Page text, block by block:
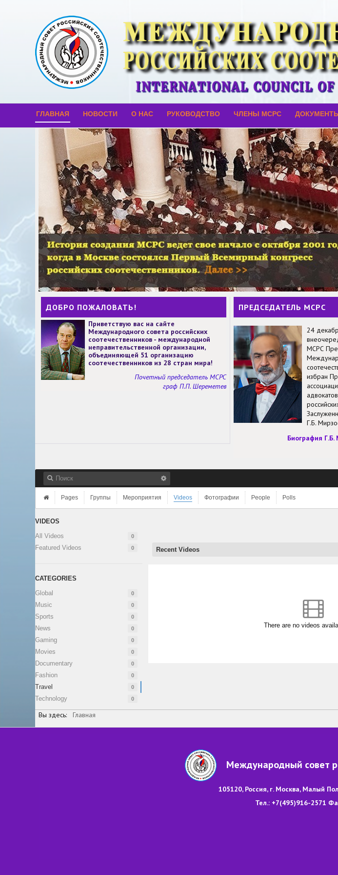
ГЛАВНАЯ НОВОСТИ О НАС РУКОВОДСТВО ЧЛЕНЫ МСРС
ДОБРО ПОЖАЛОВАТЬ!
Приветствую вас на сайте
Международного совета российских
соотечественников - международной
неправительственной организации,
объединяющей 51 организацию
соотечественников из 28 стран мира!
Почетный председатель МСРС
граф П.П. Шереметев
ПРЕДСЕДАТЕЛЬ МСРС
24
МСРС
избран
Г.Б.
Биография Г.Б.
Pages Группы Мероприятия Videos Фотографии People Polls
VIDEOS
All Videos
0
Featured Videos 0
CATEGORIES
Global
0
Music 0
Sports 0
News 0
Gaming 0
Movies 0
Documentary 0
Fashion 0
Travel 0
Technology 0
Recent Videos
There are no videos
Вы здесь: Главная
Международный совет
105120, Россия, г. Москва, Малый
Тел.: +7(495)916-2571